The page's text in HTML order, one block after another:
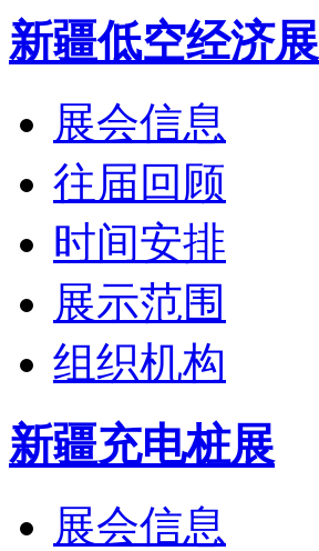
新疆低空经济展
展会信息
往届回顾
时间安排
展示范围
组织机构
新疆充电桩展
展会信息